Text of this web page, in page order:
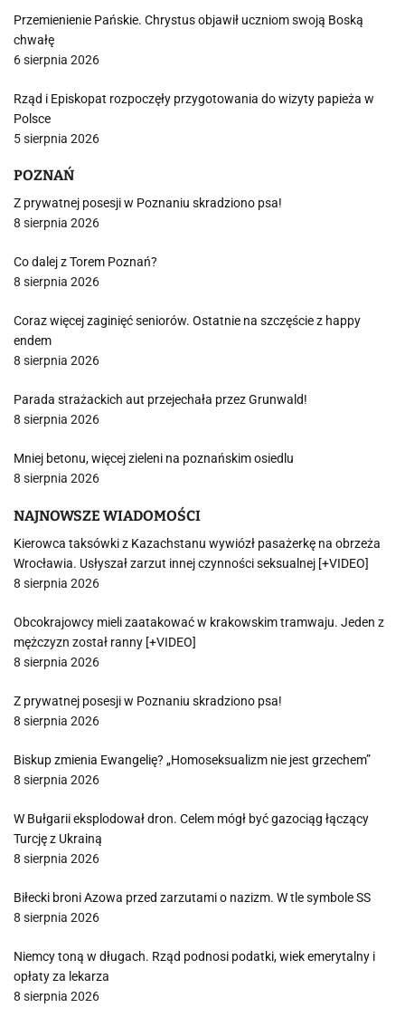
Przemienienie Pańskie. Chrystus objawił uczniom swoją Boską
chwałę
6 sierpnia 2026
Rząd i Episkopat rozpoczęły przygotowania do wizyty papieża w
Polsce
5 sierpnia 2026
POZNAŃ
Z prywatnej posesji w Poznaniu skradziono psa!
8 sierpnia 2026
Co dalej z Torem Poznań?
8 sierpnia 2026
Coraz więcej zaginięć seniorów. Ostatnie na szczęście z happy
endem
8 sierpnia 2026
Parada strażackich aut przejechała przez Grunwald!
8 sierpnia 2026
Mniej betonu, więcej zieleni na poznańskim osiedlu
8 sierpnia 2026
NAJNOWSZE WIADOMOŚCI
Kierowca taksówki z Kazachstanu wywiózł pasażerkę na obrzeża
Wrocławia. Usłyszał zarzut innej czynności seksualnej [+VIDEO]
8 sierpnia 2026
Obcokrajowcy mieli zaatakować w krakowskim tramwaju. Jeden z
mężczyzn został ranny [+VIDEO]
8 sierpnia 2026
Z prywatnej posesji w Poznaniu skradziono psa!
8 sierpnia 2026
Biskup zmienia Ewangelię? „Homoseksualizm nie jest grzechem”
8 sierpnia 2026
W Bułgarii eksplodował dron. Celem mógł być gazociąg łączący
Turcję z Ukrainą
8 sierpnia 2026
Biłecki broni Azowa przed zarzutami o nazizm. W tle symbole SS
8 sierpnia 2026
Niemcy toną w długach. Rząd podnosi podatki, wiek emerytalny i
opłaty za lekarza
8 sierpnia 2026